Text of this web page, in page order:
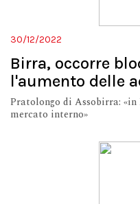
30/12/2022
Birra, occorre
l'aumento delle
Pratolongo di Assobirra: «in
mercato interno»